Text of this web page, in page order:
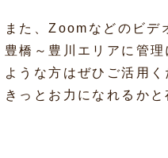
また、Zoomなどのビデ
豊橋～豊川エリアに管
ような方はぜひご活用
きっとお力になれるかと